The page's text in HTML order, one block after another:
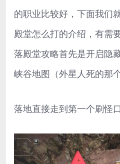
的职业比较好，下面我们
殿堂怎么打的介绍，有需
落殿堂攻略首先是开启隐
峡谷地图（外星人死的那
落地直接走到第一个刷怪口